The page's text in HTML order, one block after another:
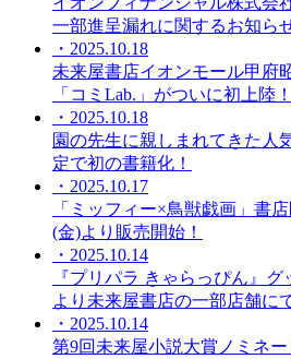
一部進呈漏れに関するお知らせ
・2025.10.18
未来屋書店イオンモール甲府
「コミLab.」がついに初上陸！
・2025.10.18
園の先生に親しまれてきた人
定で初の書籍化！
・2025.10.17
「ミッフィー×鳥獣戯画」書
(金)より販売開始！
・2025.10.14
『プリパラ きゃらっぴん』
より未来屋書店の一部店舗に
・2025.10.14
第9回未来屋小説大賞ノミネー